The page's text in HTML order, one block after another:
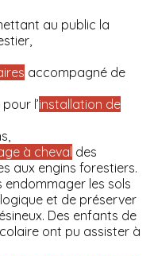
au public la
accompagné de
l’installation de
à cheval des
aux engins forestiers.
les sols
et de préserver
Des enfants de
ont pu assister à